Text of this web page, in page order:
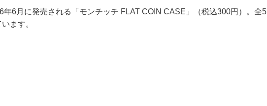
年6月に発売される「モンチッチ FLAT COIN CASE」（税込300円）。全5
ます。